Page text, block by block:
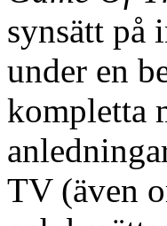
synsätt på
under en
kompletta
TV (även